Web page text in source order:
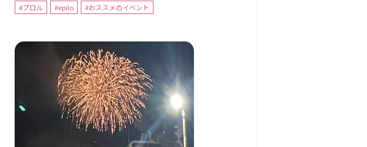
#プロル #epilo #おススメのイベント